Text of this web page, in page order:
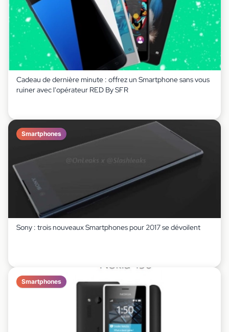
Cadeau de dernière minute : offrez un Smartphone sans vous
ruiner avec l'opérateur RED By SFR
Smartphones
Sony : trois nouveaux Smartphones pour 2017 se dévoilent
Smartphones